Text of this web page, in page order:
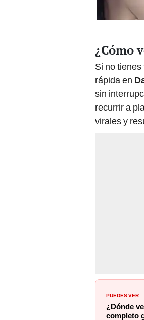
¿Cómo
Si no
rápida en
sin
recurrir a
virales y
PUEDES VER:
¿Dónde
completo